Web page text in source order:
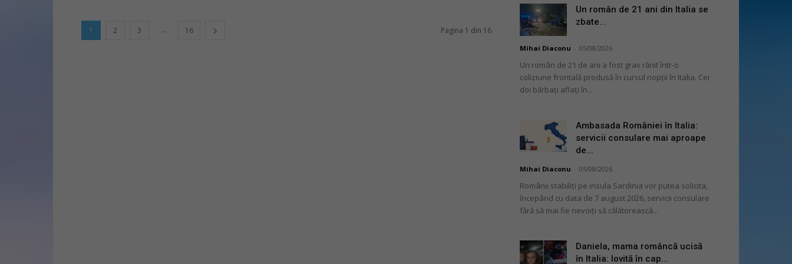
1 2 3 ... 16 Pagina 1 din 16
Un român de 21 ani din Italia se
zbate...
Mihai Diaconu 05/08/2026
Un român de 21 de ani a fost grav rănit într-o
coliziune frontală produsă în cursul nopții în Italia. Cei
doi bărbați aflați în...
Ambasada României în Italia:
servicii consulare mai aproape
de...
Mihai Diaconu 05/08/2026
Românii stabiliți pe insula Sardinia vor putea solicita,
începând cu data de 7 august 2026, servicii consulare
fără să mai fie nevoiți să călătorească...
Daniela, mama româncă ucisă
în Italia: lovită în cap...